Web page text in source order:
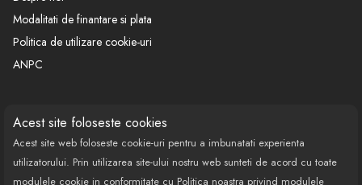
Acest site foloseste cookies
Acest site web foloseste cookie-uri pentru a imbunatati experienta
utilizatorului. Prin utilizarea site-ului nostru web sunteti de acord cu toate
modulele cookie in conformitate cu Politica noastra privind modulele
Modalitati de finantare si plata
Politica de utilizare cookie-uri
ANPC
CONTACT
Call Center: 0377 100 941
Program de lucru: Luni-Vineri